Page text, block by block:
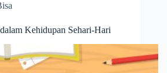
Kehidupan Sehari-Hari